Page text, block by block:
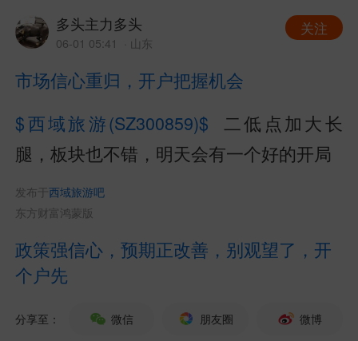
多头主力多头
06-01 05:41 · 山东
关注
市场信心重归，开户把握机会
$西域旅游(SZ300859)$
二低点加大长
腿，板块也不错，明天会有一个好的开局
发布于西域旅游吧
东方财富鸿蒙版
政策强信心，预期正改善，别观望了，开
个户先
分享至： 微信 朋友圈 微博